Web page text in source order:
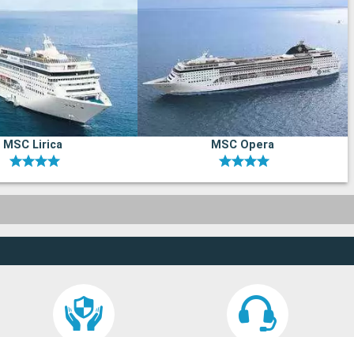
MSC Lirica MSC Opera